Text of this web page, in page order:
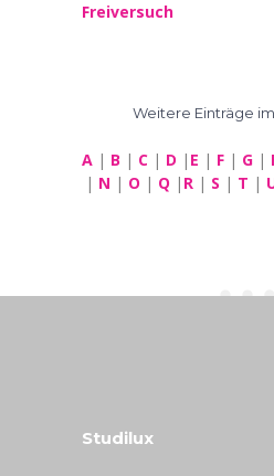
Freiversuch
Weitere Einträge
A | B | C | D | E | F | G |
| N | O | Q | R| S | T |
Studilux